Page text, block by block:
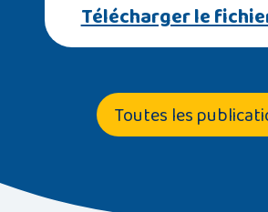
Télécharger le
Toutes les